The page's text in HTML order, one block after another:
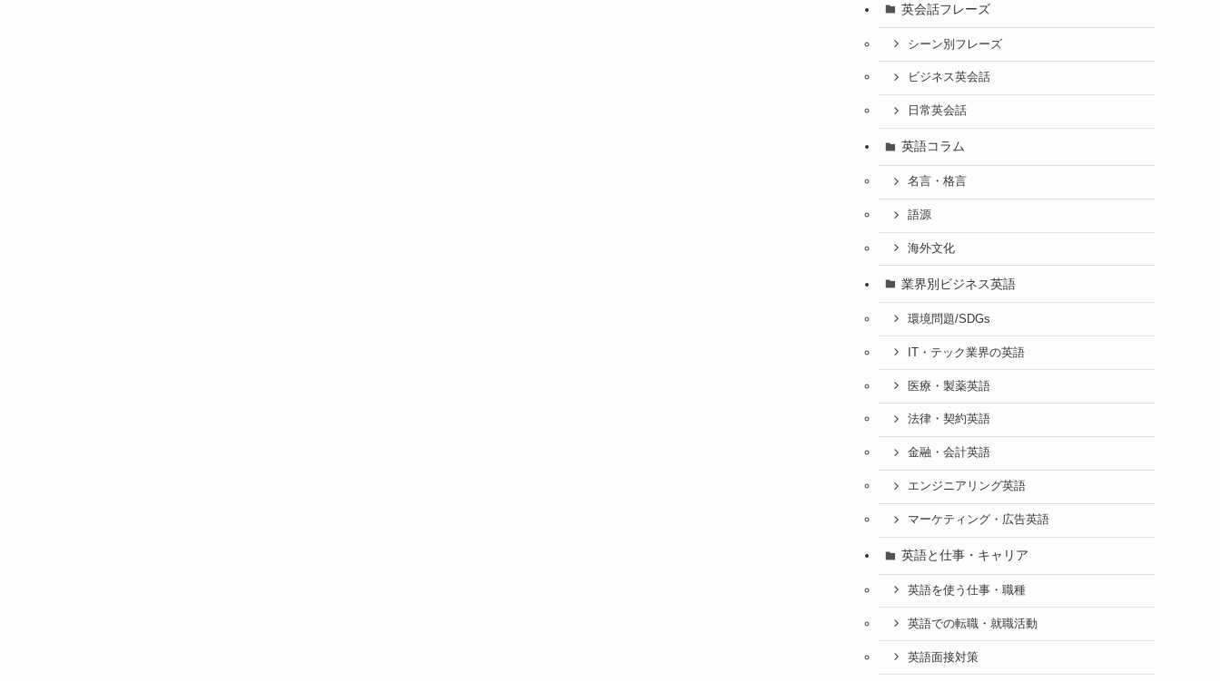
英会話フレーズ
シーン別フレーズ
ビジネス英会話
日常英会話
英語コラム
名言・格言
語源
海外文化
業界別ビジネス英語
環境問題/SDGs
IT・テック業界の英語
医療・製薬英語
法律・契約英語
金融・会計英語
エンジニアリング英語
マーケティング・広告英語
英語と仕事・キャリア
英語を使う仕事・職種
英語での転職・就職活動
英語面接対策